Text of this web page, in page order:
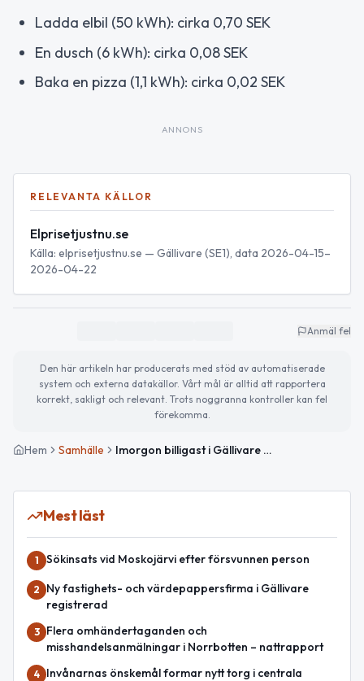
Ladda elbil (50 kWh): cirka 0,70 SEK
En dusch (6 kWh): cirka 0,08 SEK
Baka en pizza (1,1 kWh): cirka 0,02 SEK
ANNONS
RELEVANTA KÄLLOR
Elprisetjustnu.se
Källa: elprisetjustnu.se — Gällivare (SE1), data 2026-04-15–
2026-04-22
Anmäl fel
Den här artikeln har producerats med stöd av automatiserade
system och externa datakällor. Vårt mål är alltid att rapportera
korrekt, sakligt och relevant. Trots noggranna kontroller kan fel
förekomma.
Hem Samhälle Imorgon billigast i Gällivare — rekordlåg elpris
Mest läst
1 Sökinsats vid Moskojärvi efter försvunnen person
2
Ny fastighets- och värdepappersfirma i Gällivare
registrerad
3
Flera omhändertaganden och
misshandelsanmälningar i Norrbotten – nattrapport
4 Invånarnas önskemål formar nytt torg i centrala